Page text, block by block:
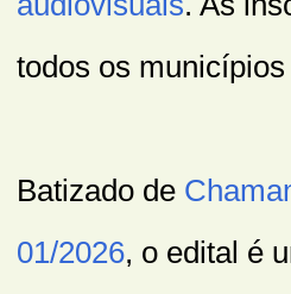
todos os
Batizado de
01/2026, o edital é